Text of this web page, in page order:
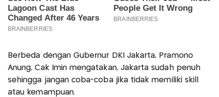
Berbeda dengan Gubernur DKI Jakarta, Pramono
Anung, Cak Imin mengatakan, Jakarta sudah penuh
sehingga jangan coba-coba jika tidak memiliki skill
atau kemampuan.